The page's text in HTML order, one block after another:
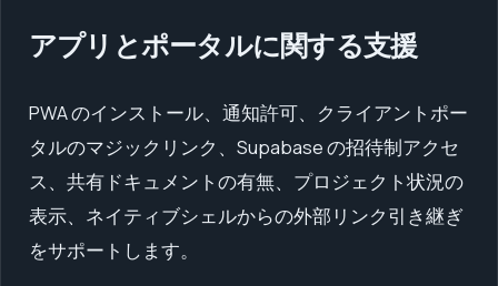
アプリとポータルに関する支援
PWA のインストール、通知許可、クライアントポー
タルのマジックリンク、Supabase の招待制アクセ
ス、共有ドキュメントの有無、プロジェクト状況の
表示、ネイティブシェルからの外部リンク引き継ぎ
をサポートします。